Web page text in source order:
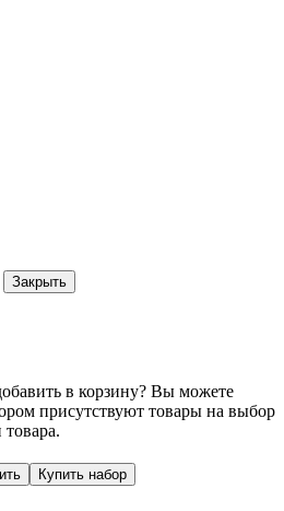
Закрыть
в корзину? Вы можете
присутствуют товары на выбор
Купить набор